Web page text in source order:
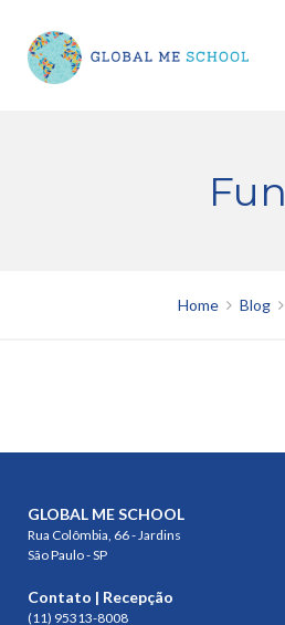
content
Fun
Home Blog
GLOBAL ME SCHOOL
Rua Colômbia, 66 - Jardins
São Paulo - SP
Contato | Recepção
(11) 95313-8008